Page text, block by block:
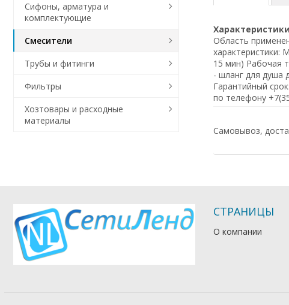
Область
характеристики:
15 мин) Рабочая
- шланг для душа
Гарантийный
по телефону
Самовывоз,
Сифоны, арматура и
комплектующие
Смесители
Трубы и фитинги
Фильтры
Хозтовары и расходные
материалы
СТРАНИЦЫ
О компании